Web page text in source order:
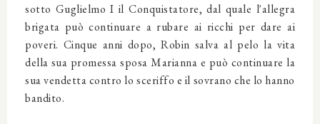
sotto Guglielmo I il Conquistatore, dal quale l'allegra
brigata può continuare a rubare ai ricchi per dare ai
poveri. Cinque anni dopo, Robin salva al pelo la vita
della sua promessa sposa Marianna e può continuare la
sua vendetta contro lo sceriffo e il sovrano che lo hanno
bandito.